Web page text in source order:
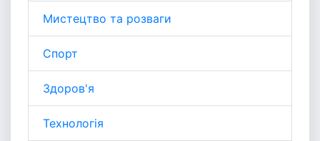
Мистецтво та розваги
Спорт
Здоров'я
Технологія